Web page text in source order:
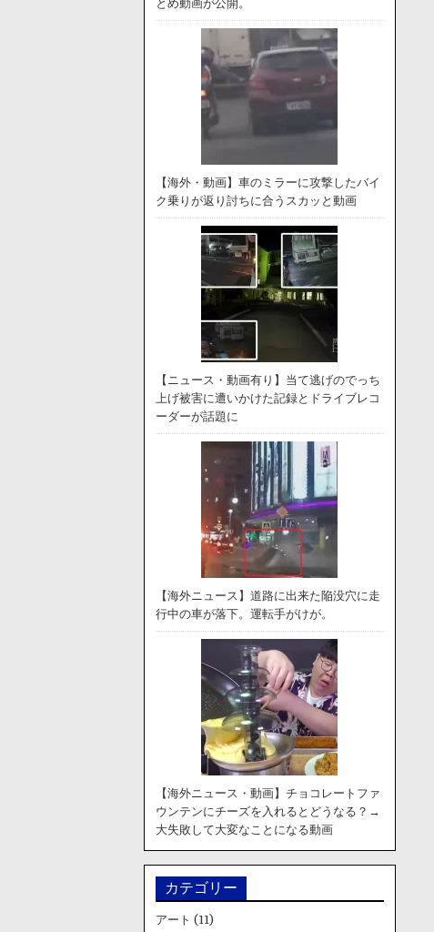
とめ動画が公開。
【海外・動画】車のミラーに攻撃したバイ
ク乗りが返り討ちに合うスカッと動画
【ニュース・動画有り】当て逃げのでっち
上げ被害に遭いかけた記録とドライブレコ
ーダーが話題に
【海外ニュース】道路に出来た陥没穴に走
行中の車が落下。運転手がけが。
【海外ニュース・動画】チョコレートファ
ウンテンにチーズを入れるとどうなる？→
大失敗して大変なことになる動画
カテゴリー
アート (11)